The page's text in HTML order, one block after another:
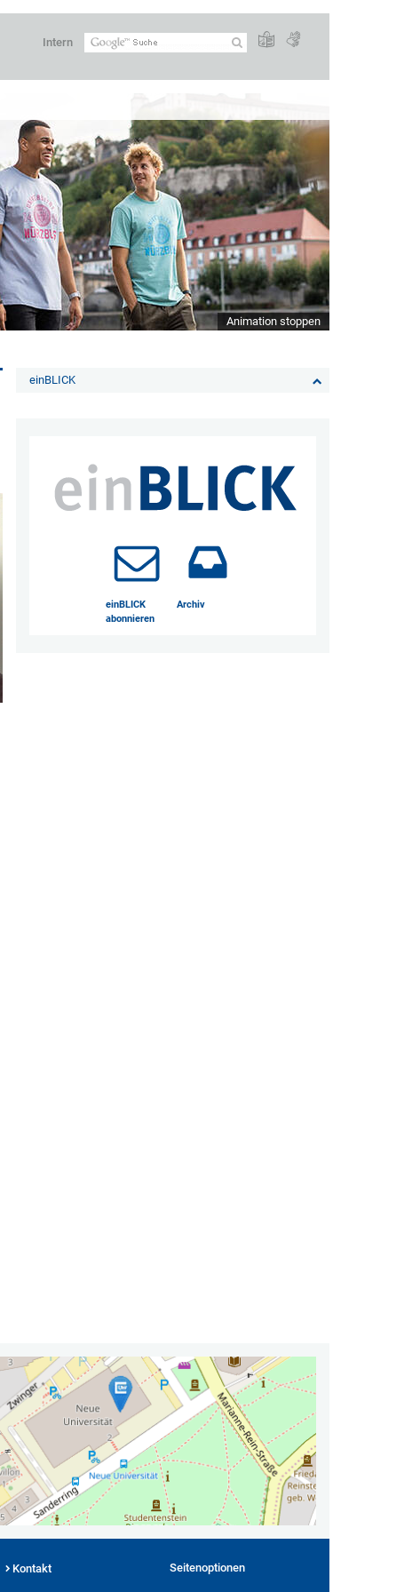
Intern
Animation stoppen
einBLICK
einBLICK
abonnieren
Archiv
Kontakt Seitenoptionen